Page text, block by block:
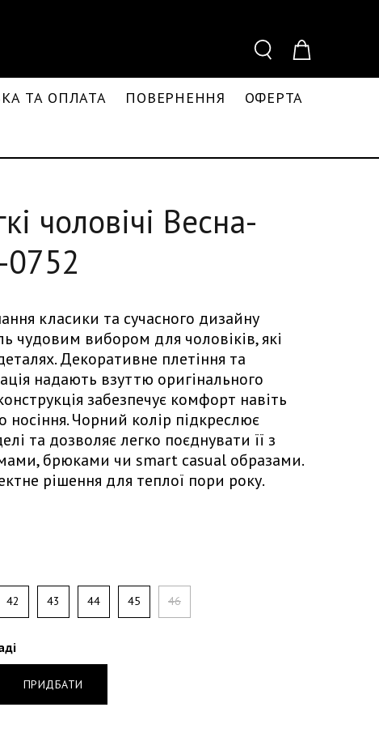
ТА ОПЛАТА ПОВЕРНЕННЯ ОФЕРТА
чоловічі Весна-
0752
класики та сучасного дизайну
чудовим вибором для чоловіків, які
Декоративне плетіння та
надають взуттю оригінального
забезпечує комфорт навіть
носіння. Чорний колір підкреслює
та дозволяє легко поєднувати її з
брюками чи smart casual образами.
рішення для теплої пори року.
42 43 44 45 46
ПРИДБАТИ